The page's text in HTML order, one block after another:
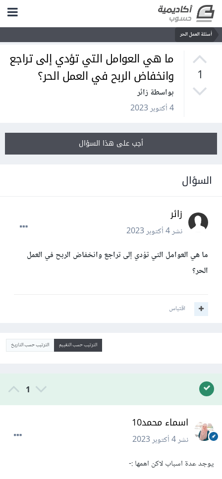
أسئلة العمل الحر
1
ما هي العوامل التي تؤدي إلى تراجع
وانخفاض الربح في العمل الحر؟
بواسطة زائر
4 أكتوبر 2023
أجب على هذا السؤال
السؤال
زائر
نشر4 أكتوبر 2023
ما هي العوامل التي تؤدي إلى تراجع وانخفاض الربح في العمل
الحر؟
اقتباس
الترتيب حسب التقييم الترتيب حسب التاريخ
1
اسماء محمد10
نشر4 أكتوبر 2023
يوجد عدة اسباب لاكن اهمها:-